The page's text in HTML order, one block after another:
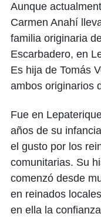
Aunque
Carmen Anahí
familia originaria
Escarbadero, en
Es hija de Tomás
ambos originarios
Fue en
años de su
el gusto por los
comunitarias. Su
comenzó desde
en reinados
en ella la